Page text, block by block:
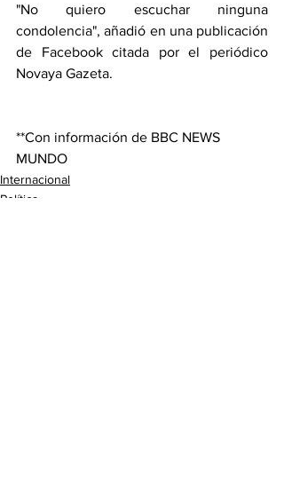
"No quiero escuchar ninguna
condolencia", añadió en una publicación
de Facebook citada por el periódico
Novaya Gazeta.
**Con información de BBC NEWS
MUNDO
Internacional
Política